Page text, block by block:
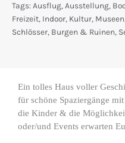
Tags: Ausflug, Ausstellung,
Freizeit, Indoor, Kultur, Museen
Schlösser, Burgen & Ruinen,
Ein tolles Haus voller
für schöne Spaziergänge
die Kinder & die
oder/und Events erwarten